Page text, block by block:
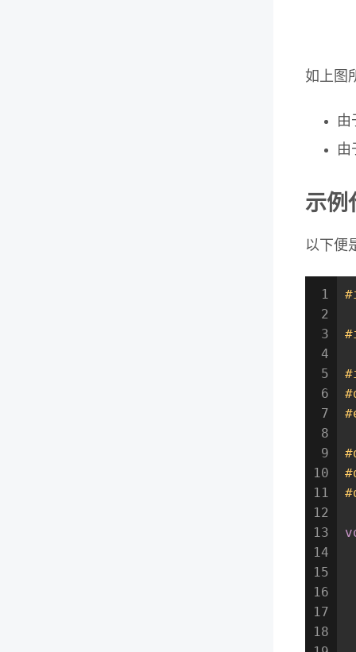
如上图
由
由
示例
以下便
1
2
3
4
5
6
7
8
9
10
11
12
13
14
15
16
17
18
#
#
#
#
#
#
#
#